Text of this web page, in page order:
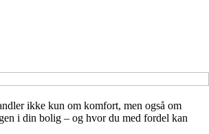
ikke kun om komfort, men også om
i din bolig – og hvor du med fordel kan